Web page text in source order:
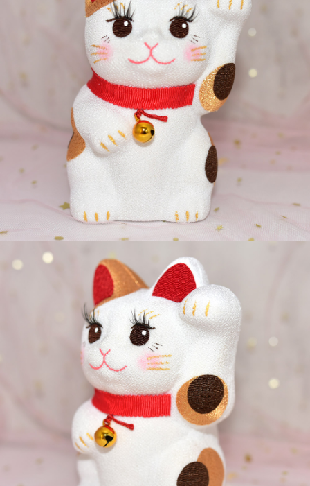
每筆NT$100，滿NT$999(含以上)免運費